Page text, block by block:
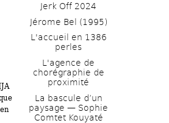
Jerk Off 2024
Jérome Bel (1995)
L'accueil en 1386
perles
L'agence de
chorégraphie de
proximité
La bascule d’un
paysage — Sophie
Comtet Kouyaté